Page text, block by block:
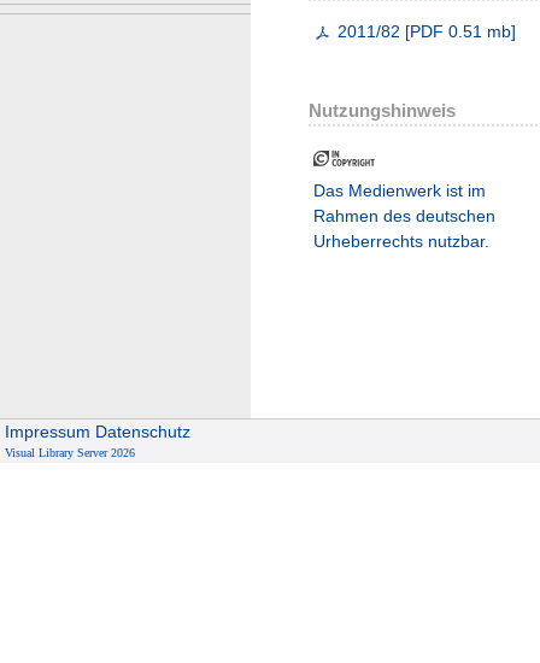
2011/82 [PDF 0.51 mb]
Nutzungshinweis
Das Medienwerk ist im
Rahmen des deutschen
Urheberrechts nutzbar.
Impressum Datenschutz
Visual Library Server 2026